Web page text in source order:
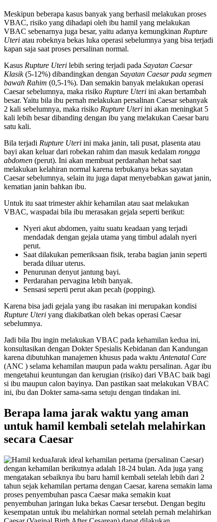
Meskipun beberapa kasus banyak yang berhasil melakukan proses
VBAC, risiko yang dihadapi oleh ibu hamil yang melakukan
VBAC sebenarnya juga besar, yaitu adanya kemungkinan Rupture
Uteri atau robeknya bekas luka operasi sebelumnya yang bisa terjadi
kapan saja saat proses persalinan normal.
Kasus Rupture Uteri lebih sering terjadi pada Sayatan Caesar
Klasik(5-12%) dibandingkan dengan Sayatan Caesar pada segmen
bawah Rahim (0,5-1%). Dan semakin banyak melakukan operasi
Caesar sebelumnya, maka risiko Rupture Uteri ini akan bertambah
besar. Yaitu bila ibu pernah melakukan persalinan Caesar sebanyak
2 kali sebelumnya, maka risiko Rupture Uteri ini akan meningkat 5
kali lebih besar dibanding dengan ibu yang melakukan Caesar baru
satu kali.
Bila terjadi Rupture Uteri ini maka janin, tali pusat, plasenta atau
bayi akan keluar dari robekan rahim dan masuk kedalam rongga
abdomen (perut). Ini akan membuat perdarahan hebat saat
melakukan kelahiran normal karena terbukanya bekas sayatan
Caesar sebelumnya, selain itu juga dapat menyebabkan gawat janin,
kematian janin bahkan ibu.
Untuk itu saat trimester akhir kehamilan atau saat melakukan
VBAC, waspadai bila ibu merasakan gejala seperti berikut:
Nyeri akut abdomen, yaitu suatu keadaan yang terjadi
mendadak dengan gejala utama yang timbul adalah nyeri
perut.
Saat dilakukan pemeriksaan fisik, teraba bagian janin seperti
berada diluar uterus.
Penurunan denyut jantung bayi.
Perdarahan pervagina lebih banyak.
Sensasi seperti perut akan pecah (popping).
Karena bisa jadi gejala yang ibu rasakan ini merupakan kondisi
Rupture Uteri yang diakibatkan oleh bekas operasi Caesar
sebelumnya.
Jadi bila Ibu ingin melakukan VBAC pada kehamilan kedua ini,
konsultasikan dengan Dokter Spesialis Kebidanan dan Kandungan
karena dibutuhkan manajemen khusus pada waktuAntenatal Care
(ANC ) selama kehamilan maupun pada waktu persalinan. Agar ibu
mengetahui keuntungan dan kerugian (risiko) dari VBAC baik bagi
si ibu maupun calon bayinya. Dan pastikan saat melakukan VBAC
ini, ibu dan Dokter sama-sama setuju dengan tindakan ini.
Berapa lama jarak waktu yang aman
untuk hamil kembali setelah melahirkan
secara Caesar
Jarak ideal kehamilan pertama (persalinan Caesar)
dengan kehamilan berikutnya adalah 18-24 bulan. Ada juga yang
mengatakan sebaiknya ibu baru hamil kembali setelah lebih dari 2
tahun sejak kehamilan pertama dengan Caesar, karena semakin lama
proses penyembuhan pasca Caesar maka semakin kuat
penyembuhan jaringan luka bekas Caesar tersebut. Dengan begitu
kesempatan untuk ibu melahirkan normal setelah pernah melahirkan